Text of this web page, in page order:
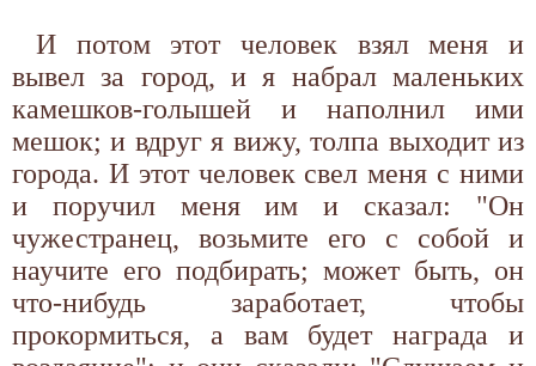
И потом этот человек взял меня и
вывел за город, и я набрал маленьких
камешков-голышей и наполнил ими
мешок; и вдруг я вижу, толпа выходит из
города. И этот человек свел меня с ними
и поручил меня им и сказал: "Он
чужестранец, возьмите его с собой и
научите его подбирать; может быть, он
что-нибудь заработает, чтобы
прокормиться, а вам будет награда и